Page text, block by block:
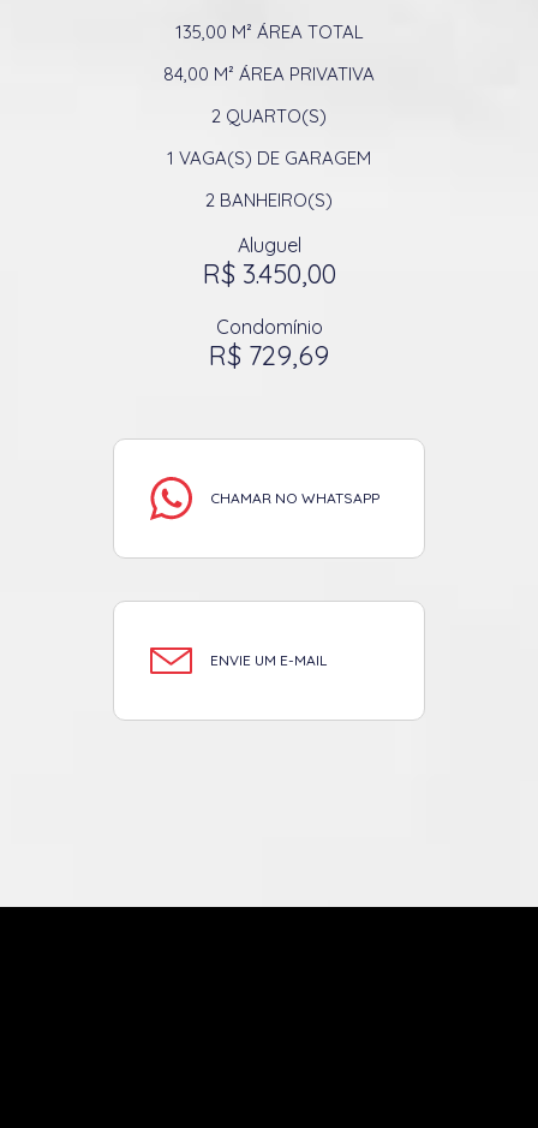
135,00 M² ÁREA TOTAL
84,00 M² ÁREA PRIVATIVA
2 QUARTO(S)
1 VAGA(S) DE GARAGEM
2 BANHEIRO(S)
Aluguel
R$ 3.450,00
Condomínio
R$ 729,69
CHAMAR NO WHATSAPP
ENVIE UM E-MAIL